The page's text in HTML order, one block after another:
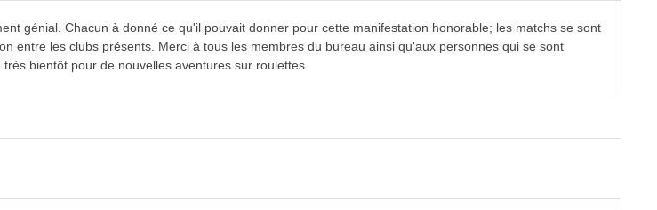
génial. Chacun à donné ce qu'il pouvait donner pour cette manifestation honorable; les matchs se sont
entre les clubs présents. Merci à tous les membres du bureau ainsi qu'aux personnes qui se sont
bientôt pour de nouvelles aventures sur roulettes